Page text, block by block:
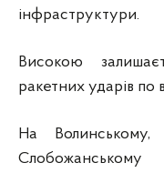
інфраструктури.
Високою
ракетних ударів по
На Волинському,